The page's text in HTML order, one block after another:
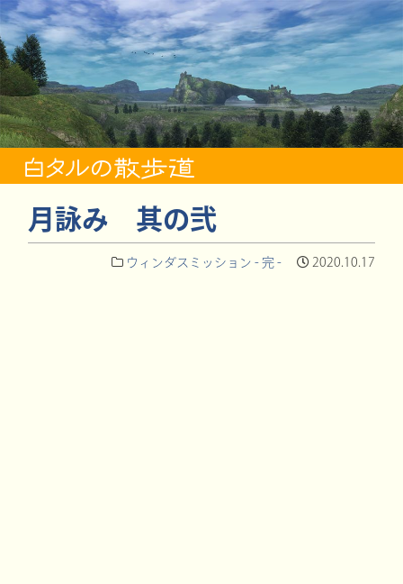
月詠み 其の弐
ウィンダスミッション - 完 - 2020.10.17